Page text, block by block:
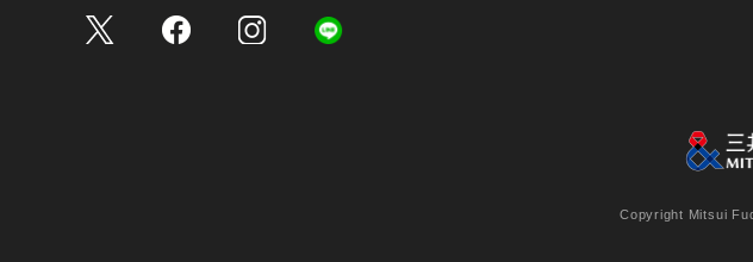
個人情報保護方針
Copyright Mitsui